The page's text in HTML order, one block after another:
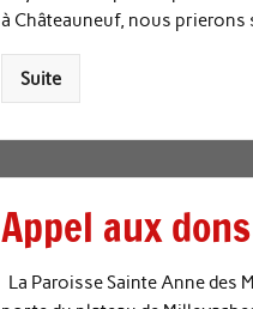
à Châteauneuf, nous prierons
Suite
Appel aux dons
La Paroisse Sainte Anne des